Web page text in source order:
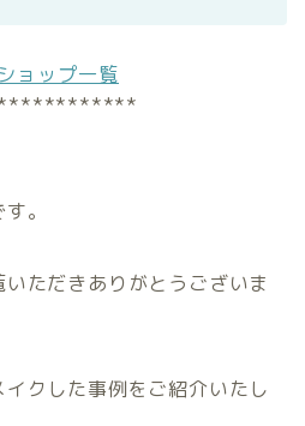
ョップ一覧
。
ただきありがとうございま
クした事例をご紹介いたし